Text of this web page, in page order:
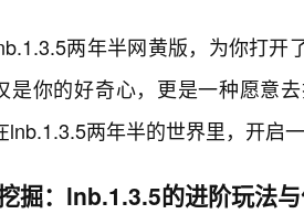
两年半网黄版，为你打开
是你的好奇心，更是一种愿意
lnb.1.3.5两年半的世界里，开启
掘：lnb.1.3.5的进阶玩法